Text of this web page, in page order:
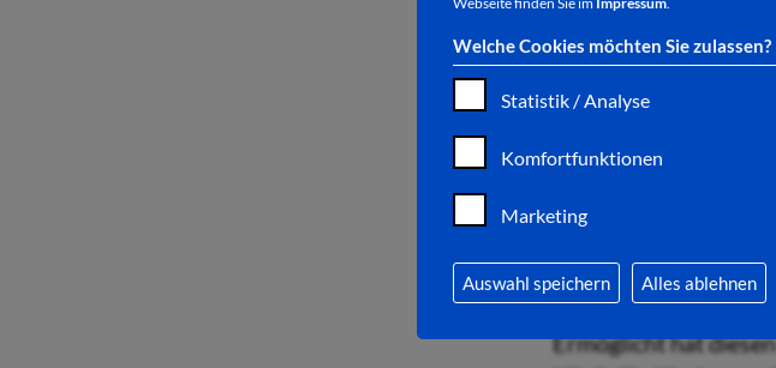
Welche Cookies möchten Sie zulassen?
Statistik / Analyse
Komfortfunktionen
Marketing
Auswahl speichern Alles ablehnen
Mit leuchtenden
Bahnhof und freuten
Sie waren von all
beschrieben ist, aus
und Kinder, die in
mussten, genossen
Ermöglicht hat